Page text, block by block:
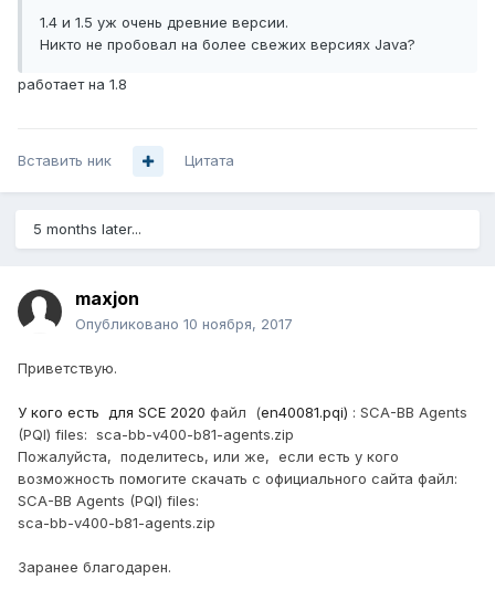
1.4 и 1.5 уж очень древние версии.
Никто не пробовал на более свежих версиях Java?
работает на 1.8
Вставить ник Цитата
5 months later...
maxjon
Опубликовано 10 ноября, 2017
Приветствую.
У кого есть для SCE 2020 файл (en40081.pqi) : SCA-BB Agents
(PQI) files: sca-bb-v400-b81-agents.zip
Пожалуйста, поделитесь, или же, если есть у кого
возможность помогите скачать с официального сайта файл:
SCA-BB Agents (PQI) files:
sca-bb-v400-b81-agents.zip
Заранее благодарен.